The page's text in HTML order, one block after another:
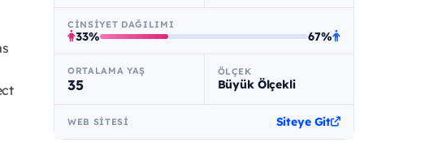
CINSIYET DAĞILIMI
33% 67%
ORTALAMA YAŞ
35
ÖLÇEK
Büyük Ölçekli
WEB SITESI Siteye Git